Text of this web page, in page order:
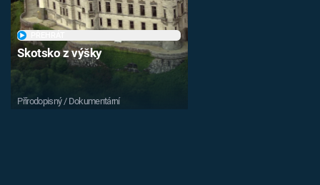
Skotsko z výšky
Přírodopisný / Dokumentární